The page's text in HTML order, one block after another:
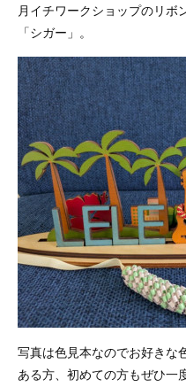
月イチワークショップのリボ
「シガー」。
写真は色見本なのでお好きな
ある方、初めての方もぜひ一